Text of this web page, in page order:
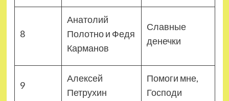
8
Анатолий
Полотно и Федя
Карманов
Славные
денечки
9
Алексей
Петрухин
Помоги мне,
Господи